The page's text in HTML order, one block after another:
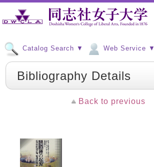
Catalog Search ▼ Web Service ▼
Bibliography Details
Back to previous